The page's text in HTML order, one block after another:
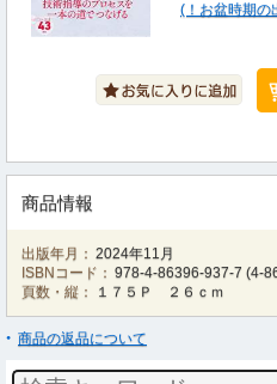
(！お盆時期の
商品情報
出版年月： 2024年11月
ISBNコード： 978-4-86396-937-7 (4-
頁数・縦：
１７５Ｐ ２６ｃｍ
商品の返品について